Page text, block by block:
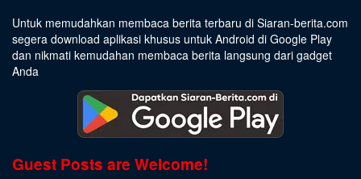
Untuk memudahkan membaca berita terbaru di Siaran-berita.com
segera download aplikasi khusus untuk Android di Google Play
dan nikmati kemudahan membaca berita langsung dari gadget
Anda
Guest Posts are Welcome!